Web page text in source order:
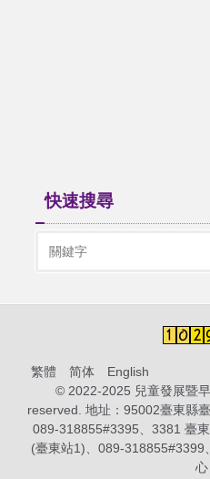
快速搜尋
繁體 简体
English
© 2022-2025 兒童發展暨
reserved. 地址：95002臺東縣
089-318855#3395、3381 臺
(臺東站1)、089-318855#3399
心